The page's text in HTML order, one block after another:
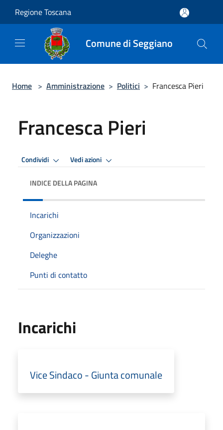
Regione Toscana
Comune di Seggiano
Home > Amministrazione > Politici > Francesca Pieri
Francesca Pieri
Condividi Vedi azioni
INDICE DELLA PAGINA
Incarichi
Organizzazioni
Deleghe
Punti di contatto
Incarichi
Vice Sindaco - Giunta comunale